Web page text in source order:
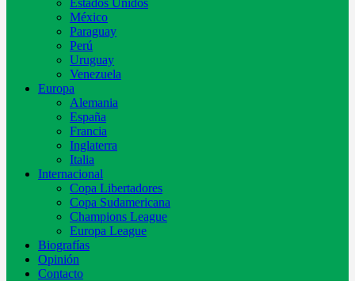
Estados Unidos
México
Paraguay
Perú
Uruguay
Venezuela
Europa
Alemania
España
Francia
Inglaterra
Italia
Internacional
Copa Libertadores
Copa Sudamericana
Champions League
Europa League
Biografías
Opinión
Contacto